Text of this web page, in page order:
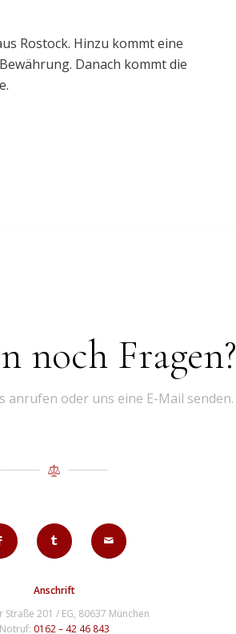
Rostock. Hinzu kommt eine
Danach kommt die
noch Fragen?
anrufen oder uns eine E-Mail senden.
Anschrift
Straße 201 / EG, 80637 München
Notruf: 0162 – 42 46 843